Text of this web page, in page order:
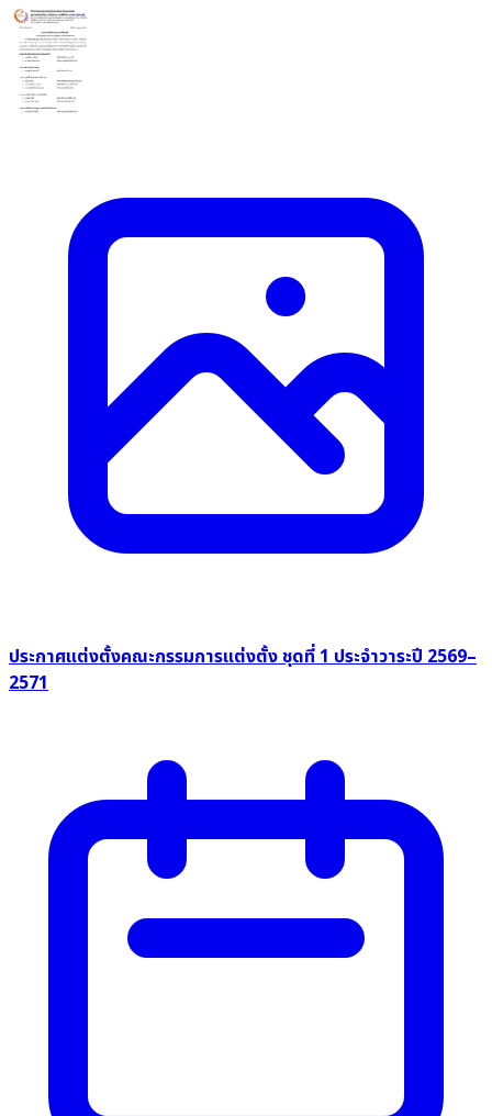
ประกาศแต่งตั้งคณะกรรมการแต่งตั้ง ชุดที่ 1 ประจำวาระปี 2569–
2571